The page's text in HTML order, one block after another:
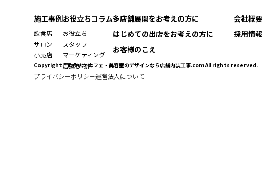
施工事例
飲食店
サロン
小売店
お役立ちコラム
お役立ち
スタッフ
マーケティング
居抜き物件
多店舗展開をお考えの方に
はじめての出店をお考えの方に
お客様のこえ
会社概要
採用情報
プライバシーポリシー運営法人について
Copyright ® 飲食店・カフェ・美容室のデザインなら店舗内装工事.com All rights reserved.